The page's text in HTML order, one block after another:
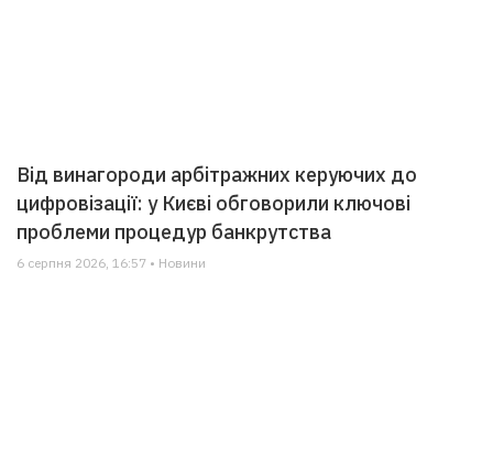
Від винагороди арбітражних керуючих до
цифровізації: у Києві обговорили ключові
проблеми процедур банкрутства
6 серпня 2026, 16:57 • Новини